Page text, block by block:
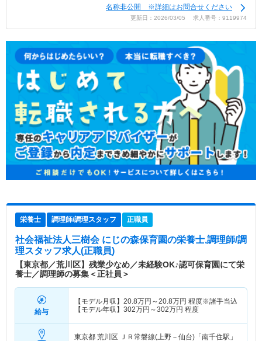
名称非公開 ※詳細はお問合せください
更新日：2026/03/05 求人番号：9119974
栄養士 調理師/調理スタッフ 正職員
社会福祉法人三樹会 にじの森保育園の栄養士,調理師/調
理スタッフ求人(正職員)
【東京都／荒川区】残業少なめ／未経験OK♪認可保育園にて栄
養士／調理師の募集＜正社員＞
給与
【モデル月収】 20.8万円～20.8万円 程度※諸手当込
【モデル年収】 302万円～302万円 程度
東京都 荒川区 ＪＲ常磐線(上野－仙台)「南千住駅」